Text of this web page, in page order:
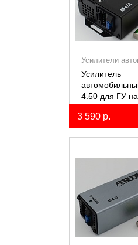
Усилители
Усилитель
4.50 для ГУ
3 590 р.